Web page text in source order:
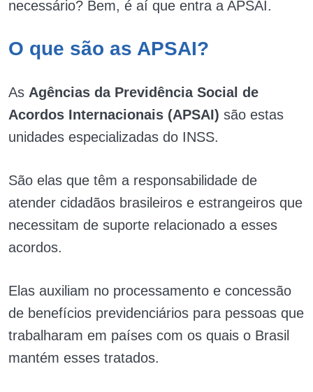
necessário? Bem, é aí que entra a APSAI.
O que são as APSAI?
As Agências da Previdência Social de
Acordos Internacionais (APSAI) são estas
unidades especializadas do INSS.
São elas que têm a responsabilidade de
atender cidadãos brasileiros e estrangeiros que
necessitam de suporte relacionado a esses
acordos.
Elas auxiliam no processamento e concessão
de benefícios previdenciários para pessoas que
trabalharam em países com os quais o Brasil
mantém esses tratados.